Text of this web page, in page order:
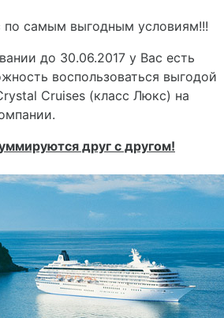
по самым выгодным условиям!!!
до 30.06.2017 у Вас есть
воспользоваться выгодой
Cruises (класс Люкс) на
друг с другом!